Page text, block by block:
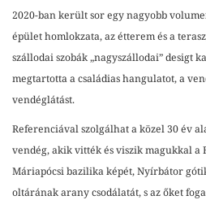
2020-ban került sor egy nagyobb
épület homlokzata, az étterem és a
szállodai szobák „nagyszállodai” desigt
megtartotta a családias hangulatot, a
vendéglátást.
Referenciával szolgálhat a közel 30 év
vendég, akik vitték és viszik magukkal a
Máriapócsi bazilika képét, Nyírbátor
oltárának arany csodálatát, s az őket